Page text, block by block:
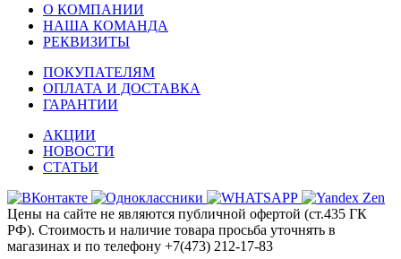
О КОМПАНИИ
НАША КОМАНДА
РЕКВИЗИТЫ
ПОКУПАТЕЛЯМ
ОПЛАТА И ДОСТАВКА
ГАРАНТИИ
АКЦИИ
НОВОСТИ
СТАТЬИ
Цены на сайте не являются публичной офертой (ст.435 ГК
РФ). Стоимость и наличие товара просьба уточнять в
магазинах и по телефону +7(473) 212-17-83